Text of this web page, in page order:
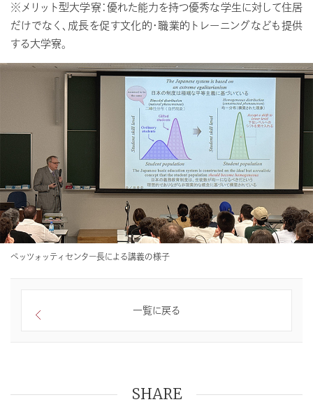
※メリット型大学寮：優れた能力を持つ優秀な学生に対して住居
だけでなく、成長を促す文化的・職業的トレーニングなども提供
する大学寮。
ペッツォッティセンター長による講義の様子
一覧に戻る
SHARE